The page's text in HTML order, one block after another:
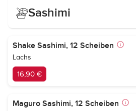
Sashimi
Shake Sashimi, 12 Scheiben
Lachs
16,90 €
Maguro Sashimi, 12 Scheiben